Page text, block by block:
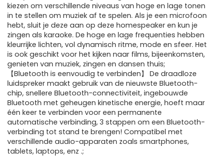
kiezen om verschillende niveaus van hoge en lage tonen
in te stellen om muziek af te spelen. Als je een microfoon
hebt, sluit je deze aan op deze homespeaker en kun je
zingen als karaoke. De hoge en lage frequenties hebben
kleurrijke lichten, vol dynamisch ritme, mode en sfeer. Het
is ook geschikt voor het kijken naar films, bijeenkomsten,
genieten van muziek, zingen en dansen thuis;
【Bluetooth is eenvoudig te verbinden】 De draadloze
luidspreker maakt gebruik van de nieuwste Bluetooth-
chip, snellere Bluetooth-connectiviteit, ingebouwde
Bluetooth met geheugen kinetische energie, hoeft maar
één keer te verbinden voor een permanente
automatische verbinding, 3 stappen om een ​​Bluetooth-
verbinding tot stand te brengen! Compatibel met
verschillende audio-apparaten zoals smartphones,
tablets, laptops, enz .;